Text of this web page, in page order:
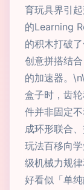
育玩具界引
的Learning
的积木打破
创意拼搭结
的加速器。
盒子时，齿
件并非固定
成环形联合
玩法百移向
级机械力规
好看似「单